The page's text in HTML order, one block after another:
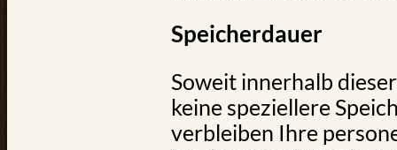
Speicherdauer
Soweit innerhalb
keine speziellere
verbleiben Ihre